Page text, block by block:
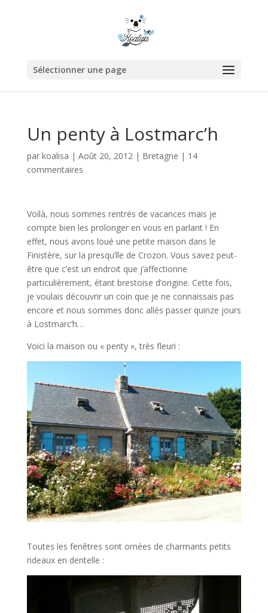
Sélectionner une page
Un penty à Lostmarc’h
par koalisa | Août 20, 2012| Bretagne | 14
commentaires
Voilà, nous sommes rentrés de vacances mais je
compte bien les prolonger en vous en parlant ! En
effet, nous avons loué une petite maison dans le
Finistère, sur la presqu’île de Crozon. Vous savez peut-
être que c’est un endroit que j’affectionne
particulièrement, étant brestoise d’origine. Cette fois,
je voulais découvrir un coin que je ne connaissais pas
encore et nous sommes donc allés passer quinze jours
à Lostmarc’h…
Voici la maison ou « penty », très fleuri :
Toutes les fenêtres sont ornées de charmants petits
rideaux en dentelle :